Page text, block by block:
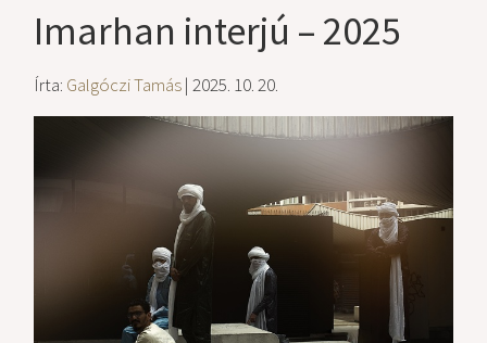
Imarhan interjú – 2025
Írta: Galgóczi Tamás| 2025. 10. 20.